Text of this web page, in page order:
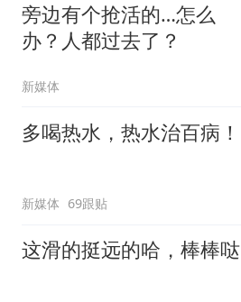
旁边有个抢活的…怎么
办？人都过去了？
新媒体
多喝热水，热水治百病！
新媒体 69跟贴
这滑的挺远的哈，棒棒哒